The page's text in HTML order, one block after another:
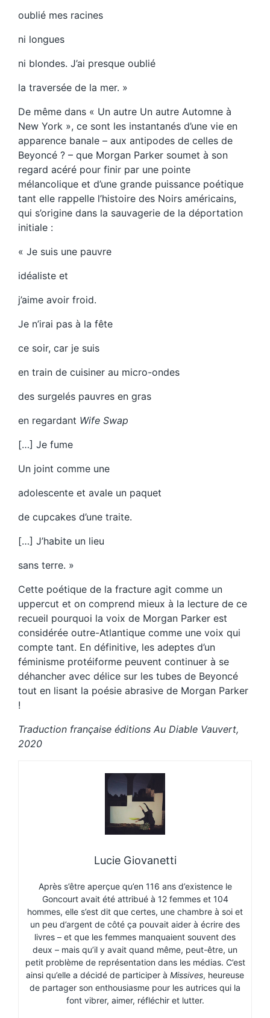
oublié mes racines
ni longues
ni blondes. J’ai presque oublié
la traversée de la mer. »
De même dans « Un autre Un autre Automne à
New York », ce sont les instantanés d’une vie en
apparence banale – aux antipodes de celles de
Beyoncé ? – que Morgan Parker soumet à son
regard acéré pour finir par une pointe
mélancolique et d’une grande puissance poétique
tant elle rappelle l’histoire des Noirs américains,
qui s’origine dans la sauvagerie de la déportation
initiale :
« Je suis une pauvre
idéaliste et
j’aime avoir froid.
Je n’irai pas à la fête
ce soir, car je suis
en train de cuisiner au micro-ondes
des surgelés pauvres en gras
en regardant Wife Swap
[…] Je fume
Un joint comme une
adolescente et avale un paquet
de cupcakes d’une traite.
[…] J’habite un lieu
sans terre. »
Cette poétique de la fracture agit comme un
uppercut et on comprend mieux à la lecture de ce
recueil pourquoi la voix de Morgan Parker est
considérée outre-Atlantique comme une voix qui
compte tant. En définitive, les adeptes d’un
féminisme protéiforme peuvent continuer à se
déhancher avec délice sur les tubes de Beyoncé
tout en lisant la poésie abrasive de Morgan Parker
!
Traduction française éditions Au Diable Vauvert,
2020
Lucie Giovanetti
Après s’être aperçue qu’en 116 ans d’existence le
Goncourt avait été attribué à 12 femmes et 104
hommes, elle s’est dit que certes, une chambre à soi et
un peu d’argent de côté ça pouvait aider à écrire des
livres – et que les femmes manquaient souvent des
deux – mais qu’il y avait quand même, peut-être, un
petit problème de représentation dans les médias. C’est
ainsi qu’elle a décidé de participer à Missives, heureuse
de partager son enthousiasme pour les autrices qui la
font vibrer, aimer, réfléchir et lutter.